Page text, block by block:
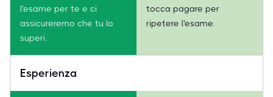
l'esame per te e ci
assicureremo che tu lo
superi.
tocca pagare per
ripetere l'esame.
Esperienza